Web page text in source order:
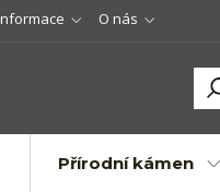
O nás
Přírodní kámen